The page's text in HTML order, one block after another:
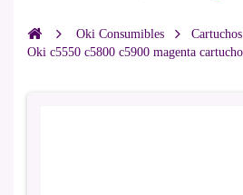
Oki Consumibles
Oki c5550 c5800 c5900 magenta